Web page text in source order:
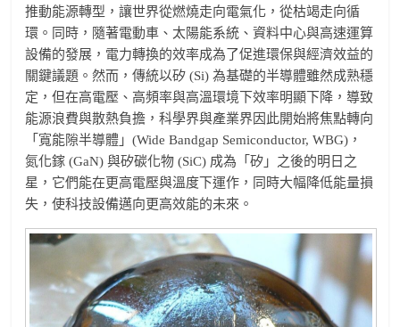
推動能源轉型，讓世界從燃燒走向電氣化，從枯竭走向循
環。同時，隨著電動車、太陽能系統、資料中心與高速運算
設備的發展，電力轉換的效率成為了促進環保與經濟效益的
關鍵議題。然而，傳統以矽 (Si) 為基礎的半導體雖然成熟穩
定，但在高電壓、高頻率與高溫環境下效率明顯下降，導致
能源浪費與散熱負擔，科學界與產業界因此開始將焦點轉向
「寬能隙半導體」(Wide Bandgap Semiconductor, WBG)，
氮化鎵 (GaN) 與矽碳化物 (SiC) 成為「矽」之後的明日之
星，它們能在更高電壓與溫度下運作，同時大幅降低能量損
失，使科技設備邁向更高效能的未來。